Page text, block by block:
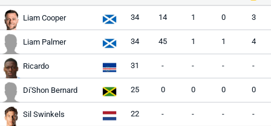
Liam Cooper 34 14 1 0 3
Liam Palmer 34 45 1 1 4
Ricardo 31 - - - -
Di'Shon Bernard 25 0 0 0 0
Sil Swinkels 22 - - - -